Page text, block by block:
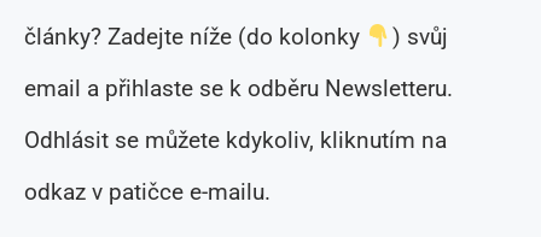
články? Zadejte níže (do kolonky
) svůj
email a přihlaste se k odběru Newsletteru.
Odhlásit se můžete kdykoliv, kliknutím na
odkaz v patičce e-mailu.